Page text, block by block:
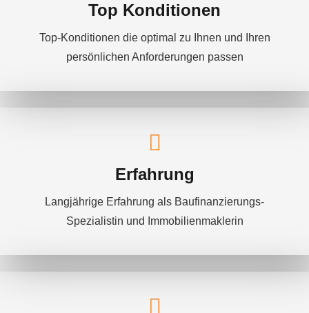
Top Konditionen
Top-Konditionen die optimal zu Ihnen und Ihren
persönlichen Anforderungen passen
Erfahrung
Langjährige Erfahrung als Baufinanzierungs-
Spezialistin und Immobilienmaklerin